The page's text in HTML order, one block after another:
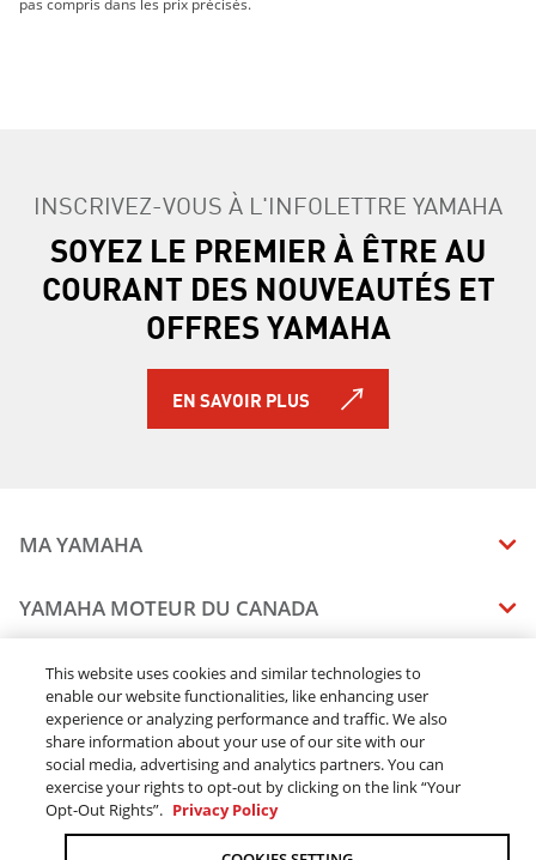
FX SVHO 2019
MT-07 2019
MT-09 2019
MT-10 2019
TRACER 900 GT 2019
TRACER 900 2019
NIKEN GT 2019
PW50 2019 À 2 TEMPS
SX240 2019
SRVIPER L-TX 2019
SIDEWINDER B-TX LE 2019
SIDEWINDER L-TX SE 2019
SIDEWINDER M-TX LE 2019
SIDEWINDER SRX LE 2019
SIDEWINDER X-TX LE 2019
SIDEWINDER X-TX SE 2019
SNOSCOOT ES 2019
pas compris dans les prix précisés.
INSCRIVEZ-VOUS À L'INFOLETTRE YAMAHA
SOYEZ LE PREMIER À ÊTRE AU
COURANT DES NOUVEAUTÉS ET
OFFRES YAMAHA
EN SAVOIR PLUS
MA YAMAHA
MANUELS
ÉTAT DES RAPPELS DE VOTRE VÉHICULE
YAMAHA MOTEUR DU CANADA
CARRIERES
RESTONS DEHORS
BLOGUE
COMMUNIQUEZ AVEC NOUS
CONCESSIONNAIRES
TROUVEZ UN CONCESSIONNAIRE
DEVENEZ CONCESSIONNAIRE
CONCESSIONAIRE ÉLITE
MENTIONS JURIDIQUES
MODALITÉS ET CONDITIONS
ACOMPTE EN LIGNE MODALITÉS ET CONDITIONS
COMMANDES EN LIGNE
This website uses cookies and similar technologies to
enable our website functionalities, like enhancing user
experience or analyzing performance and traffic. We also
share information about your use of our site with our
social media, advertising and analytics partners. You can
exercise your rights to opt-out by clicking on the link “Your
Opt-Out Rights”. Privacy Policy